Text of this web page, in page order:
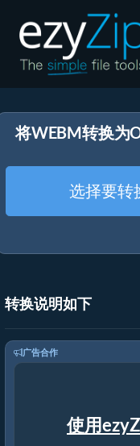
解压
其他工具
将WEBM转换为
选择要转
转换说明如下
广告合作
使用